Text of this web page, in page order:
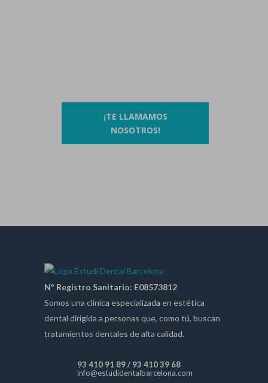
¡TE LLAMAMOS
NOSOTROS!
Nº Registro Sanitario: E08573812
Somos una clínica especializada en estética
dental dirigida a personas que, como tú, buscan
tratamientos dentales de alta calidad.
93 410 91 89/ 93 410 39 68
info@estudidentalbarcelona.com